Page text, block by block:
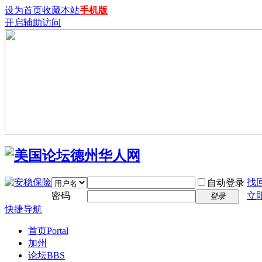
设为首页收藏本站手机版
开启辅助访问
自动登录 找
密码
登录
立
快捷导航
首页Portal
加州
论坛BBS